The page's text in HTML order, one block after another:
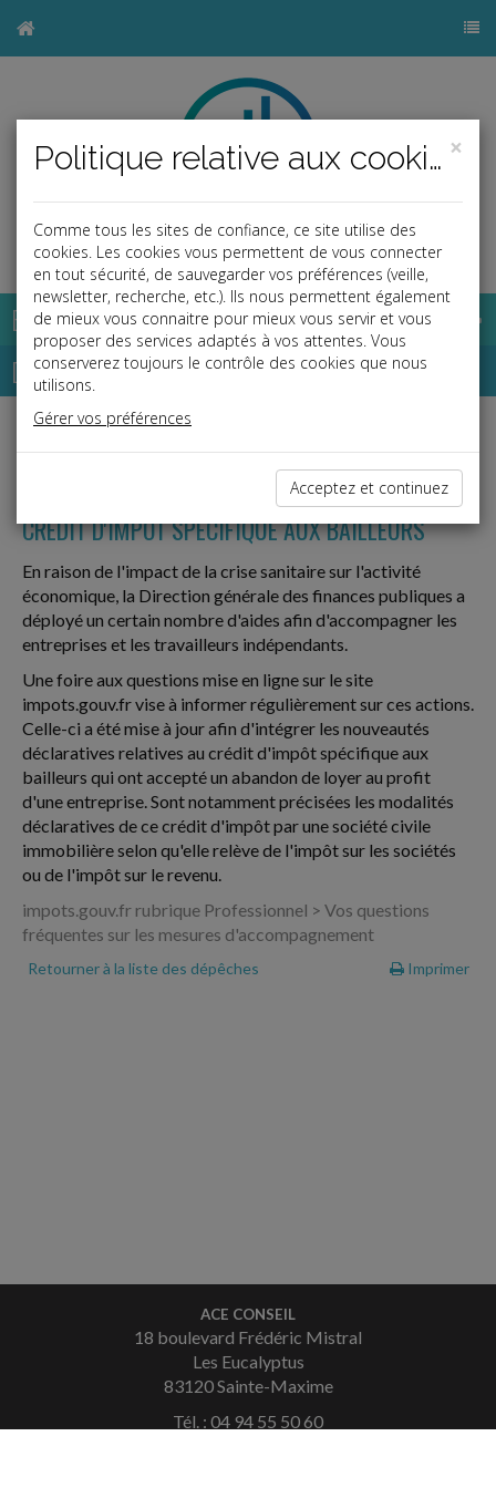
Base documentaire
Dépêches
CRÉDIT D'IMPÔT SPÉCIFIQUE AUX BAILLEURS
En raison de l'impact de la crise sanitaire sur l'activité
économique, la Direction générale des finances publiques a
déployé un certain nombre d'aides afin d'accompagner les
entreprises et les travailleurs indépendants.
Une foire aux questions mise en ligne sur le site
impots.gouv.fr vise à informer régulièrement sur ces actions.
Celle-ci a été mise à jour afin d'intégrer les nouveautés
déclaratives relatives au crédit d'impôt spécifique aux
bailleurs qui ont accepté un abandon de loyer au profit
d'une entreprise. Sont notamment précisées les modalités
déclaratives de ce crédit d'impôt par une société civile
immobilière selon qu'elle relève de l'impôt sur les sociétés
ou de l'impôt sur le revenu.
impots.gouv.fr rubrique Professionnel > Vos questions
fréquentes sur les mesures d'accompagnement
Retourner à la liste des dépêches Imprimer
ACE CONSEIL
18 boulevard Frédéric Mistral
Les Eucalyptus
83120 Sainte-Maxime
Tél. : 04 94 55 50 60
×
Politique relative aux cookies
Comme tous les sites de confiance, ce site utilise des
cookies. Les cookies vous permettent de vous connecter
en tout sécurité, de sauvegarder vos préférences (veille,
newsletter, recherche, etc.). Ils nous permettent également
de mieux vous connaitre pour mieux vous servir et vous
proposer des services adaptés à vos attentes. Vous
conserverez toujours le contrôle des cookies que nous
utilisons.
Gérer vos préférences
Acceptez et continuez